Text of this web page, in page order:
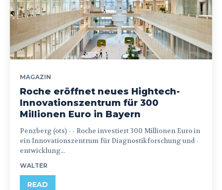
MAGAZIN
Roche eröffnet neues Hightech-
Innovationszentrum für 300
Millionen Euro in Bayern
Penzberg (ots) - - Roche investiert 300 Millionen Euro in
ein Innovationszentrum für Diagnostikforschung und -
entwicklung...
WALTER
READ